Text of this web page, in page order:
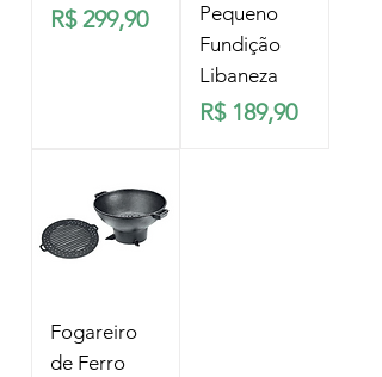
Preço
R$ 299,90
Pequeno
Fundição
Libaneza
Preço
R$ 189,90
Fogareiro
de Ferro